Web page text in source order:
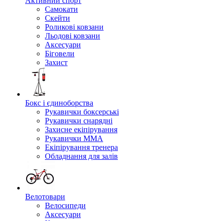
Самокати
Скейти
Роликові ковзани
Льодові ковзани
Аксесуари
Біговели
Захист
Бокс і єдиноборства
Рукавички боксерські
Рукавички снарядні
Захисне екіпірування
Рукавички ММА
Екіпірування тренера
Обладнання для залів
Велотовари
Велосипеди
Аксесуари